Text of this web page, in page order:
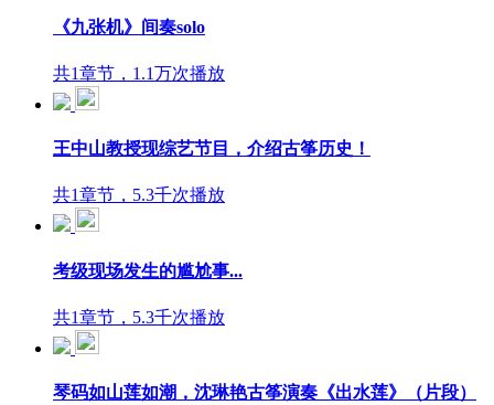
《九张机》间奏solo
共1章节，1.1万次播放
王中山教授现综艺节目，介绍古筝历史！
共1章节，5.3千次播放
考级现场发生的尴尬事...
共1章节，5.3千次播放
琴码如山莲如潮，沈琳艳古筝演奏《出水莲》（片段）